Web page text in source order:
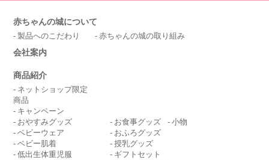
赤ちゃんの城について
製品へのこだわり 赤ちゃんの城の取り組み
会社案内
商品紹介
ネットショップ限定
商品
キャンペーン
おやすみグッズ
ベビーウェア
ベビー肌着
低出生体重児服
お食事グッズ
小物
おふろグッズ
授乳グッズ
ギフトセット